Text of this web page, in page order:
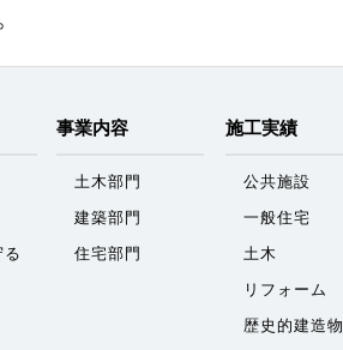
事業内容
土木部門
建築部門
住宅部門
施工実績
公共施設
一般住宅
土木
リフォーム
歴史的建造物